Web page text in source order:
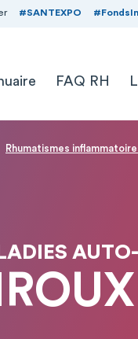
#SANTEXPO
FAQ RH
Rhumatismes